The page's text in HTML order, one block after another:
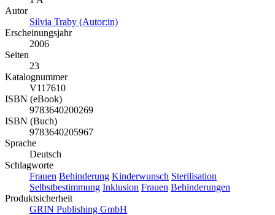
Autor
Silvia Traby (Autor:in)
Erscheinungsjahr
2006
Seiten
23
Katalognummer
V117610
ISBN (eBook)
9783640200269
ISBN (Buch)
9783640205967
Sprache
Deutsch
Schlagworte
Frauen Behinderung Kinderwunsch Sterilisation
Selbstbestimmung Inklusion Frauen Behinderungen
Produktsicherheit
GRIN Publishing GmbH